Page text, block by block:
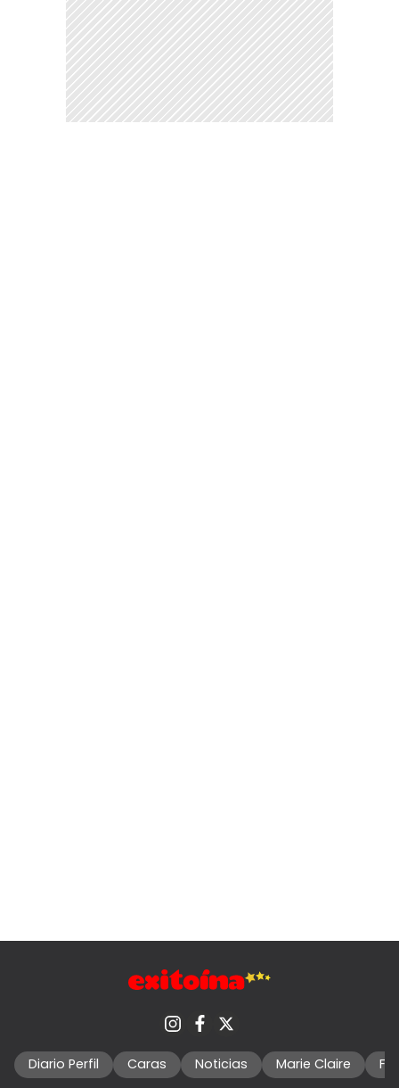
Diario Perfil Caras Noticias Marie Claire